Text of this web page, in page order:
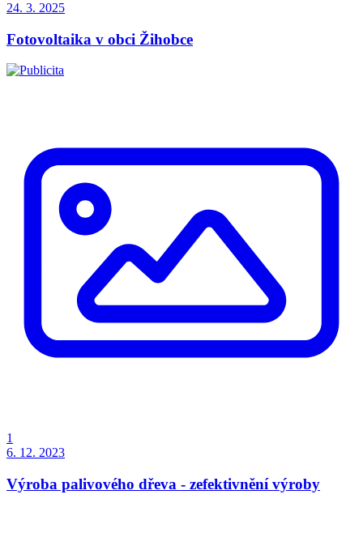
24. 3. 2025
Fotovoltaika v obci Žihobce
1
6. 12. 2023
Výroba palivového dřeva - zefektivnění výroby